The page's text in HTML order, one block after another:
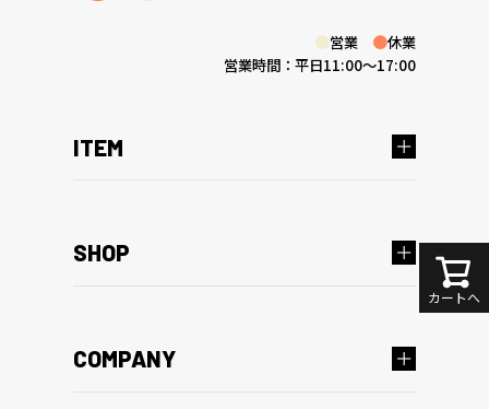
カートへ
ITEM
SHOP
COMPANY
●営業 ●休業
営業時間：平日11:00～17:00